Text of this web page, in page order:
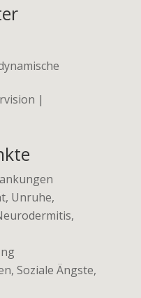
|
Unruhe,
Soziale Ängste,